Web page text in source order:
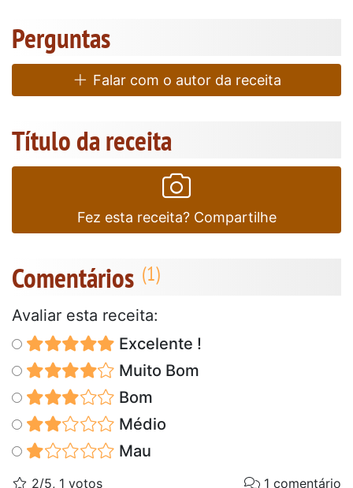
Perguntas
Falar com o autor da receita
Título da receita
Fez esta receita? Compartilhe
Comentários
Avaliar esta receita:
Excelente !
Muito Bom
Bom
Médio
Mau
2/5, 1 votos 1 comentário